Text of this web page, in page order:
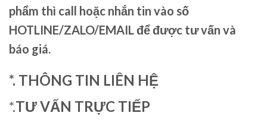
phẩm thì call hoặc nhắn tin vào số
HOTLINE/ZALO/EMAIL để được tư vấn và
báo giá.
*. THÔNG TIN LIÊN HỆ
*.TƯ VẤN TRỰC TIẾP